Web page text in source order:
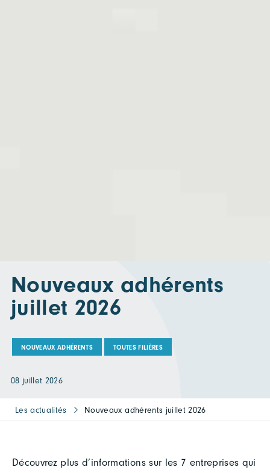
Nouveaux adhérents
juillet 2026
NOUVEAUX ADHÉRENTS TOUTES FILIÈRES
08 juillet 2026
Les actualités Nouveaux adhérents juillet 2026
Découvrez plus d’informations sur les 7 entreprises qui